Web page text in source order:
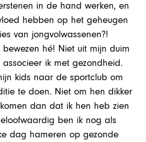
in de hand werken, en
hebben op het geheugen
van jongvolwassenen?!
bewezen hé! Niet uit mijn duim
associeer ik met gezondheid.
kids naar de sportclub om
te doen. Niet om hen dikker
dan dat ik hen heb zien
ben ik nog als
dag hameren op gezonde